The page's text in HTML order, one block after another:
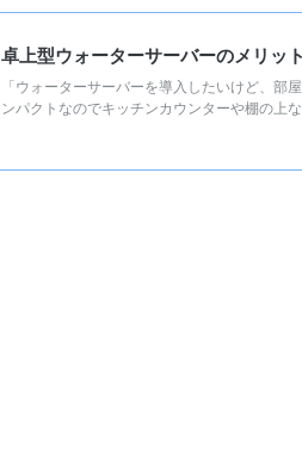
卓上型ウォーターサーバーのメリッ
「ウォーターサーバーを導入したいけど、
ンパクトなのでキッチンカウンターや棚の上